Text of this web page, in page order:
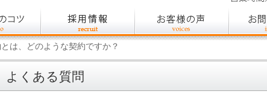
は、どのような契約ですか？
よくある質問